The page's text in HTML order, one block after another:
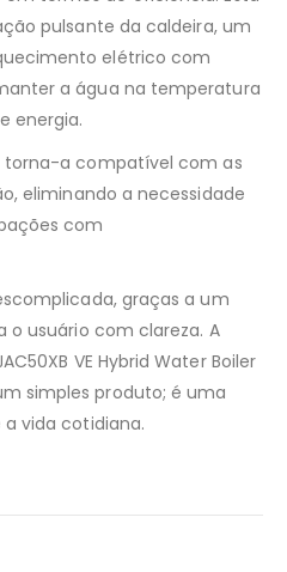
pulsante da caldeira, um
elétrico com
a água na temperatura
energia.
torna-a compatível com as
eliminando a necessidade
com
graças a um
o usuário com clareza. A
VE Hybrid Water Boiler
simples produto; é uma
vida cotidiana.